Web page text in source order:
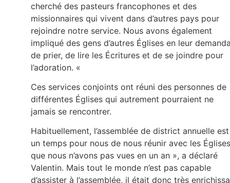
cherché des pasteurs francophones et des
missionnaires qui vivent dans d’autres pays pour
rejoindre notre service. Nous avons également
impliqué des gens d’autres Églises en leur
de prier, de lire les Écritures et de se joindre pour
l’adoration. «
Ces services conjoints ont réuni des personnes de
différentes Églises qui autrement pourraient ne
jamais se rencontrer.
Habituellement, l’assemblée de district annuelle est
un temps pour nous de nous réunir avec les Églises
que nous n’avons pas vues en un an », a déclaré
Valentin. Mais tout le monde n’est pas capable
d’assister à l’assemblée, il était donc très